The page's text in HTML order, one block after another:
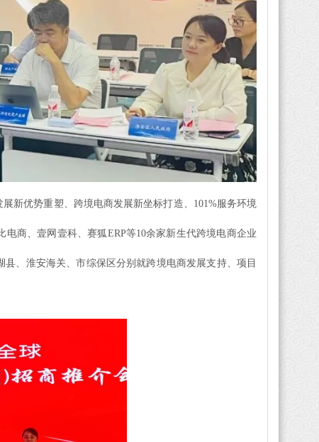
新优势重塑、跨境电商发展新坐标打造、101%服务环境
商、壹网壹科、赛狐ERP等10余家新生代跨境电商企业
、淮安海关、市综保区分别就跨境电商发展支持、项目